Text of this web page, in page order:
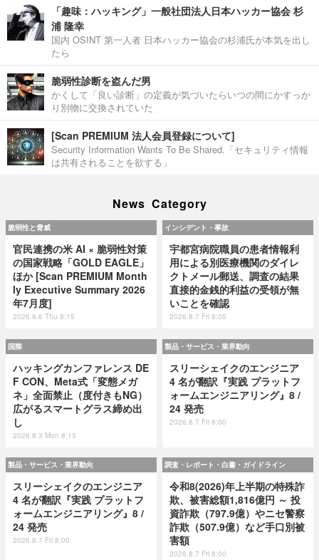
「趣味：ハッキング」一般社団法人日本ハッカー協会 杉
浦 隆幸
国内 OSINT 第一人者 日本ハッカー協会の杉浦氏が本気を出し
たら
脆弱性診断を盗んだ男
かくして「良い診断」の定義が気づいたらいつの間にかすっか
り別物に交換されていた
[Scan PREMIUM 法人会員登録について]
Security Information Wants To Be Shared.「セキュリティ情報
は共有されることを欲する」
News Category
脆弱性と脅威
官民連携の米 AI × 脆弱性対策
の国家戦略「GOLD EAGLE」
ほか [Scan PREMIUM Month
ly Executive Summary 2026
年7月度]
2026.8.6 Thu 8:15
インシデント・事故
宇都宮病院職員の患者情報利
用による別医療機関のダイレ
クトメール郵送、調査の結果
直接的金銭的利益の受領が無
いことを確認
2026.8.7 Fri 8:05
国際
ハッキングカンファレンス DE
F CON、Meta式「変態メガ
ネ」全面禁止（度付きもNG）
広がるスマートグラス締め出
し
2026.8.3 Mon 8:15
製品・サービス・業界動向
スリーシェイクのエンジニア
4 名が翻訳『実践 プラットフ
ォームエンジニアリング』8 /
24 発売
2026.8.7 Fri 8:00
製品・サービス・業界動向
スリーシェイクのエンジニア
4 名が翻訳『実践 プラットフ
ォームエンジニアリング』8 /
24 発売
2026.8.7 Fri 8:00
調査・レポート・白書・ガイドライン
令和8(2026)年上半期の特殊詐
欺、被害総額1,816億円 ～ 投
資詐欺（797.9億）やニセ警察
詐欺（507.9億）など手口別被
害額
2026.8.7 Fri 8:00